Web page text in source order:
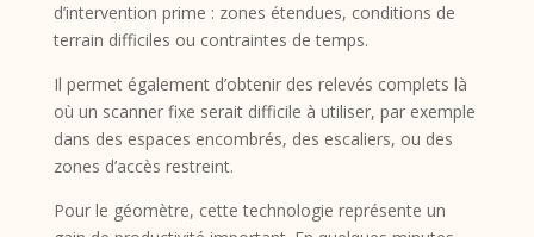
d’intervention prime : zones étendues, conditions de
terrain difficiles ou contraintes de temps.
Il permet également d’obtenir des relevés complets là
où un scanner fixe serait difficile à utiliser, par exemple
dans des espaces encombrés, des escaliers, ou des
zones d’accès restreint.
Pour le géomètre, cette technologie représente un